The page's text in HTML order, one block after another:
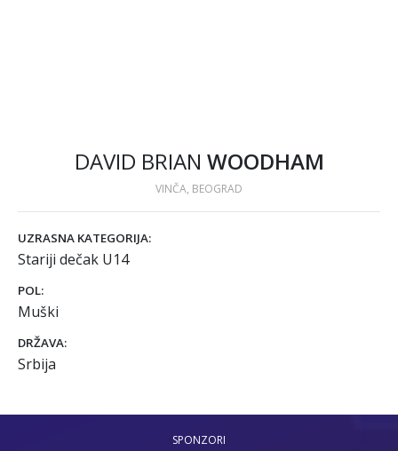
DAVID BRIAN WOODHAM
VINČA, BEOGRAD
UZRASNA KATEGORIJA:
Stariji dečak U14
POL:
Muški
DRŽAVA:
Srbija
SPONZORI